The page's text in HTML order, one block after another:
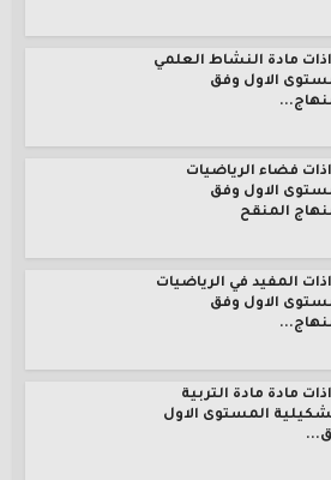
مادة النشاط العلمي
الاول وفق
فضاء الرياضيات
الاول وفق
المنقح
المفيد في الرياضيات
الاول وفق
مادة مادة التربية
المستوى الاول